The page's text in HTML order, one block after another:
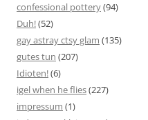
confessional pottery(94)
Duh!(52)
gay astray ctsy glam (135)
gutes tun (207)
Idioten!(6)
igel when he flies(227)
impressum (1)